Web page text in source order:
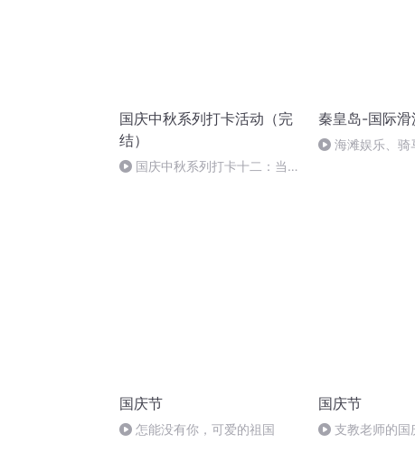
国庆中秋系列打卡活动（完
结）
国庆中秋系列打卡十二：当阳
秦皇岛-国际
海滩娱乐、骑
国庆节
怎能没有你，可爱的祖国
国庆节
支教老师的国